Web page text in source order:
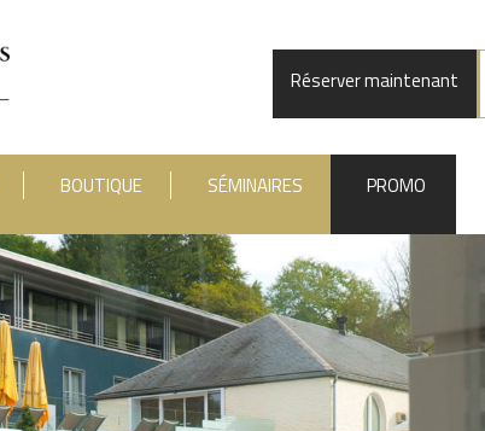
Réserver maintenant
BOUTIQUE SÉMINAIRES PROMO